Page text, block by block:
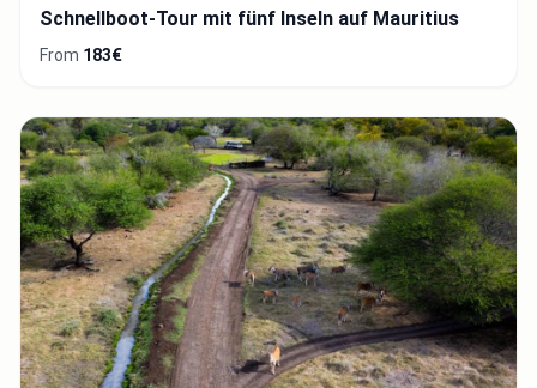
Schnellboot-Tour mit fünf Inseln auf Mauritius
From 183€